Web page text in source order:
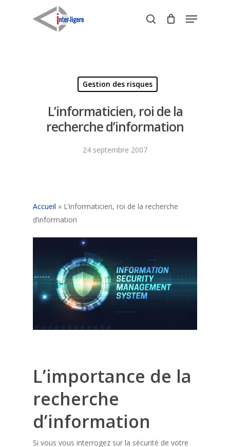
search
Menu
Gestion des risques
L’informaticien, roi de la
recherche d’information
24 septembre 2007
Accueil » L’informaticien, roi de la recherche
d’information
L’importance de la
recherche
d’information
Si vous vous interrogez sur la sécurité de votre